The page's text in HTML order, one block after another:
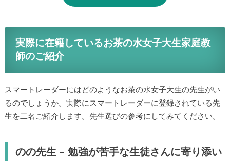
実際に在籍しているお茶の水女子大生家庭教
師のご紹介
スマートレーダーにはどのようなお茶の水女子大生の先生がい
るのでしょうか。実際にスマートレーダーに登録されている先
生を二名ご紹介します。先生選びの参考にしてみてください。
のの先生 – 勉強が苦手な生徒さんに寄り添い